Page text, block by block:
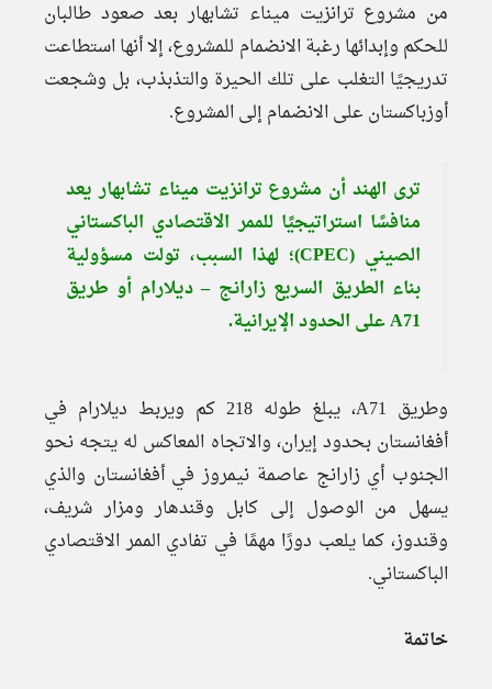
من مشروع ترانزيت ميناء تشابهار بعد صعود طالبان
للحكم وإبدائها رغبة الانضمام للمشروع، إلا أنها استطاعت
تدريجيًا التغلب على تلك الحيرة والتذبذب، بل وشجعت
أوزباكستان على الانضمام إلى المشروع.
ترى الهند أن مشروع ترانزيت ميناء تشابهار يعد
منافسًا استراتيجيًا للممر الاقتصادي الباكستاني
الصيني (CPEC)؛ لهذا السبب، تولت مسؤولية
بناء الطريق السريع زارانج – ديلارام أو طريق
A71 على الحدود الإيرانية.
وطريق A71، يبلغ طوله 218 كم ويربط ديلارام في
أفغانستان بحدود إيران، والاتجاه المعاكس له يتجه نحو
الجنوب أي زارانج عاصمة نيمروز في أفغانستان والذي
يسهل من الوصول إلى كابل وقندهار ومزار شريف،
وقندوز، كما يلعب دورًا مهمًا في تفادي الممر الاقتصادي
الباكستاني.
خاتمة